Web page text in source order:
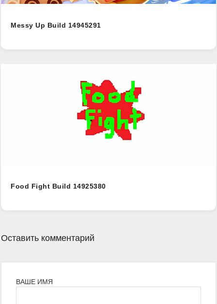
Messy Up Build 14945291
Food Fight Build 14925380
Оставить комментарий
ВАШЕ ИМЯ